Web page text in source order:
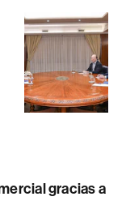
gracias a